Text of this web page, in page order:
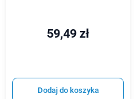
59,49 zł
Dodaj do koszyka